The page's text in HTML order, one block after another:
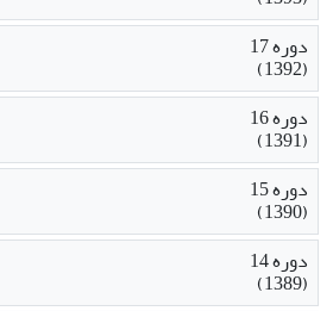
دوره 17
(1392)
دوره 16
(1391)
دوره 15
(1390)
دوره 14
(1389)